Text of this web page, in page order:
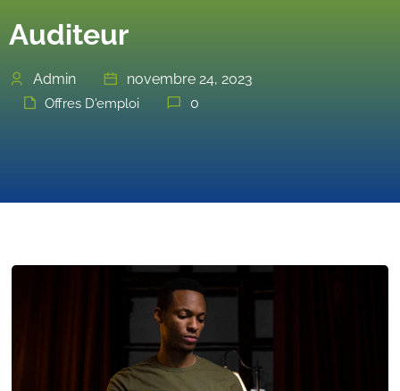
Auditeur
Admin novembre 24, 2023
Offres D'emploi 0